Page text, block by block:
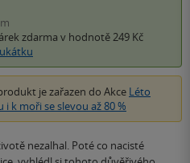
zdarma v hodnotě 249 Kč
je zařazen do Akce Léto
k moři se slevou až 80 %
nezalhal. Poté co nacisté